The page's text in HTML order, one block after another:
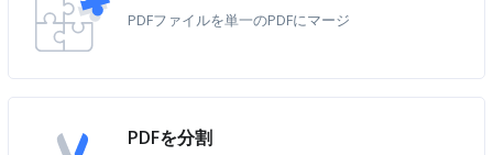
PDFファイルを単一のPDFにマージ
PDFを分割